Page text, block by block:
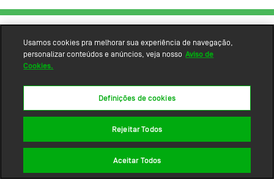
Usamos cookies pra melhorar sua experiência de navegação,
personalizar conteúdos e anúncios, veja nosso Aviso de
Cookies.
Definições de cookies
Rejeitar Todos
Aceitar Todos